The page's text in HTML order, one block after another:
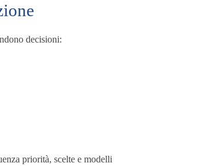
decisioni:
priorità, scelte e modelli